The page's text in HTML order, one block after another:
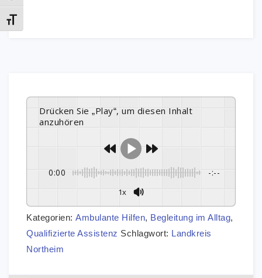
Schrift vergrößern
Drücken Sie „Play“, um diesen Inhalt
anzuhören
0:00 -:--
1x
Kategorien: Ambulante Hilfen, Begleitung im Alltag,
Qualifizierte Assistenz Schlagwort: Landkreis
Northeim